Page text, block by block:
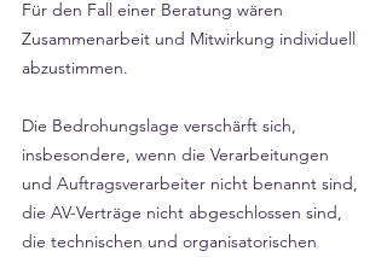
Für den Fall einer Beratung wären
Zusammenarbeit und Mitwirkung individuell
abzustimmen.
Die Bedrohungslage verschärft sich,
insbesondere, wenn die Verarbeitungen
und Auftragsverarbeiter nicht benannt sind,
die AV-Verträge nicht abgeschlossen sind,
die technischen und organisatorischen